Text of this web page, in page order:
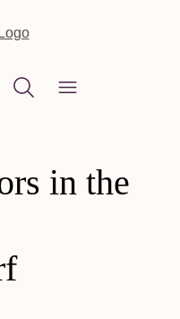
items
cart contains 0 items.
in the